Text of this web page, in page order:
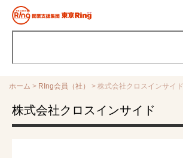
ホーム > RIng会員（社） > 株式会社クロスインサイド
株式会社クロスインサイド